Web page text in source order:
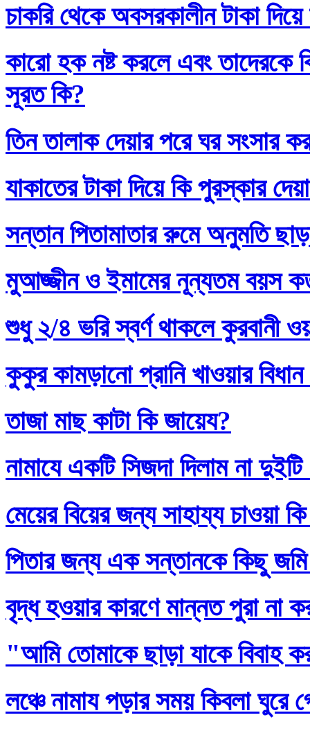
চাকরি থেকে অবসরকালীন টাকা
কারো হক নষ্ট করলে এবং তাদেরকে
সূরত কি?
তিন তালাক দেয়ার পরে ঘর সংসার
যাকাতের টাকা দিয়ে কি পুরস্কার
সন্তান পিতামাতার রুমে অনুমতি
মুআজ্জীন ও ইমামের নূন্যতম বয়স
শুধু ২/৪ ভরি স্বর্ণ থাকলে কুরবানী
কুকুর কামড়ানো প্রানি খাওয়ার
তাজা মাছ কাটা কি জায়েয?
নামাযে একটি সিজদা দিলাম না
মেয়ের বিয়ের জন্য সাহায্য চাওয়া
পিতার জন্য এক সন্তানকে কিছু জমি
বৃদ্ধ হওয়ার কারণে মান্নত পুরা না
"আমি তোমাকে ছাড়া যাকে
লঞ্চে নামায পড়ার সময় কিবলা ঘুরে